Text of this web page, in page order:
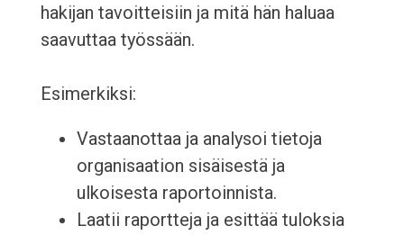
hakijan tavoitteisiin ja mitä hän haluaa
saavuttaa työssään.
Esimerkiksi:
Vastaanottaa ja analysoi tietoja
organisaation sisäisestä ja
ulkoisesta raportoinnista.
Laatii raportteja ja esittää tuloksia